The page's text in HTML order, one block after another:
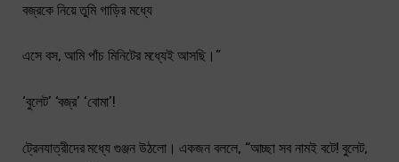
বজ্রকে নিয়ে তুমি গাড়ির মধ্যে
এসে বস, আমি পাঁচ মিনিটের মধ্যেই আসছি।”
‘বুলেট’ ‘বজ্র’ ‘বোমা’!
ট্রেনযাত্রীদের মধ্যে গুঞ্জন উঠলো। একজন বললে, “আচ্ছা সব নামই বটে! বুলেট,